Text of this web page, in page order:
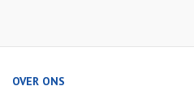
OVER ONS